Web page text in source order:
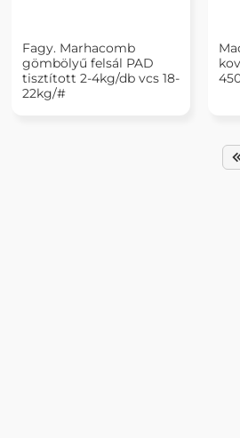
Fagy. Marhacomb
gömbölyű felsál PAD
tisztított 2-4kg/db vcs 18-
22kg/#